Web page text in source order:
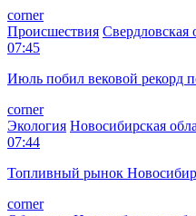
corner
Происшествия Свердловская
07:45
Июль побил вековой рекорд
corner
Экология Новосибирская
07:44
Топливный рынок
corner